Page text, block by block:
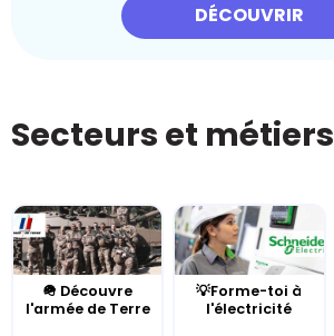
DÉCOUVRIR
Secteurs et métiers
🪖 Découvre
l'armée de Terre
💡Forme-toi à
l'électricité